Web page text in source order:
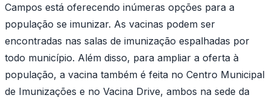
Campos está oferecendo inúmeras opções para a
população se imunizar. As vacinas podem ser
encontradas nas salas de imunização espalhadas por
todo município. Além disso, para ampliar a oferta à
população, a vacina também é feita no Centro Municipal
de Imunizações e no Vacina Drive, ambos na sede da